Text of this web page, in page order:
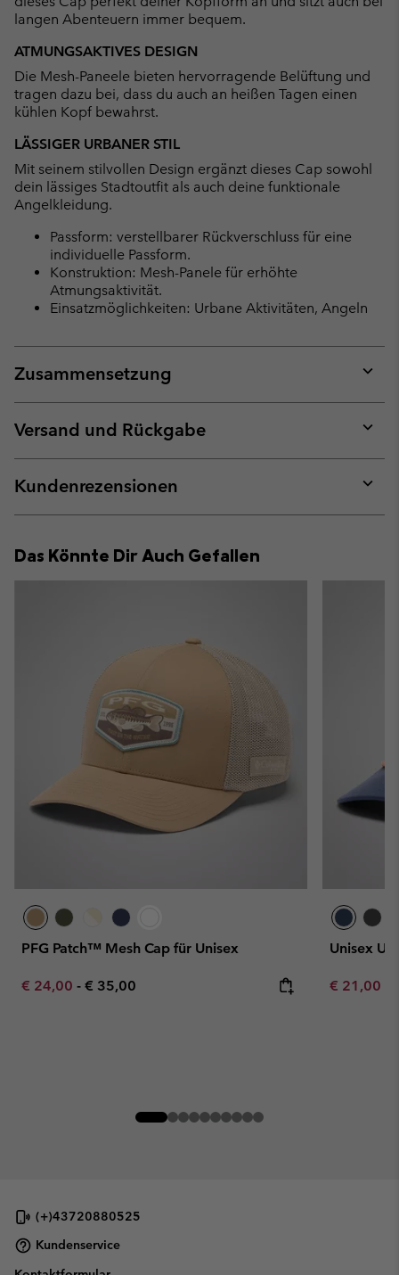
langen Abenteuern immer bequem.
ATMUNGSAKTIVES DESIGN
Die Mesh-Paneele bieten hervorragende Belüftung und
tragen dazu bei, dass du auch an heißen Tagen einen
kühlen Kopf bewahrst.
LÄSSIGER URBANER STIL
Mit seinem stilvollen Design ergänzt dieses Cap sowohl
dein lässiges Stadtoutfit als auch deine funktionale
Angelkleidung.
Passform: verstellbarer Rückverschluss für eine
individuelle Passform.
Konstruktion: Mesh-Panele für erhöhte
Atmungsaktivität.
Einsatzmöglichkeiten: Urbane Aktivitäten, Angeln
Zusammensetzung
or
Versand und Rückgabe
or
Kundenrezensionen
or
Das Könnte Dir Auch Gefallen
PFG Patch™ Mesh Cap für Unisex
Minimum sale price:
€ 24,00 - Maximum price:
€ 35,00
Unisex
Minimum
€ 21,00
(+)43720880525
Kundenservice